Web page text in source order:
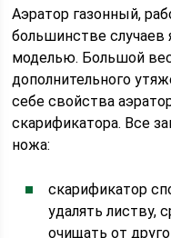
Аэратор газонный,
большинстве случаев
моделью. Большой
дополнительного
себе свойства
скарификатора. Все
ножа:
скарификатор
удалять листву,
очищать от